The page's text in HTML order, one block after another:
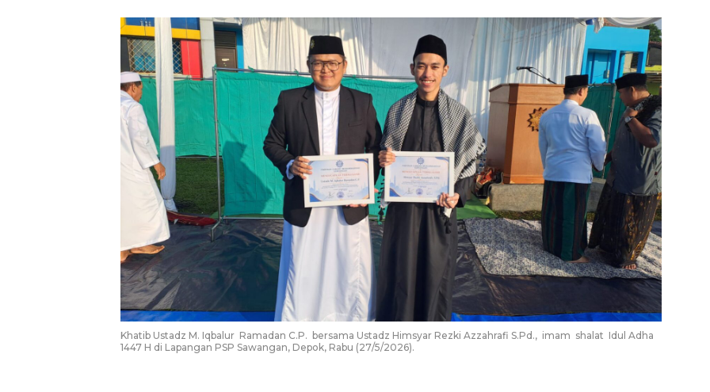
Khatib Ustadz M. Iqbalur Ramadan C.P. bersama Ustadz Himsyar Rezki Azzahrafi S.Pd., imam shalat Idul Adha
1447 H di Lapangan PSP Sawangan, Depok, Rabu (27/5/2026).